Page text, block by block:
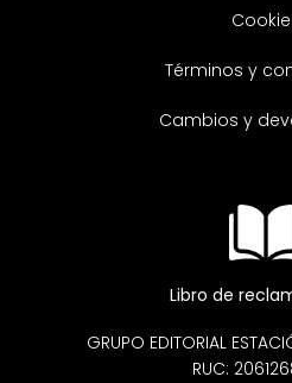
Términos y
Cambios y
Libro de
GRUPO EDITORIAL
RUC: